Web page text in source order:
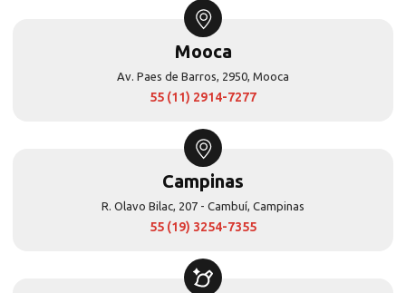
Mooca
Av. Paes de Barros, 2950, Mooca
55 (11) 2914-7277
Campinas
R. Olavo Bilac, 207 - Cambuí, Campinas
55 (19) 3254-7355